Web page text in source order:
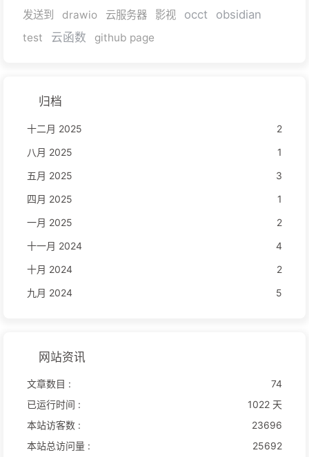
发送到 drawio 云服务器 影视 occt obsidian
test 云函数 github page
归档
十二月 2025
2
八月 2025
1
五月 2025
3
四月 2025
1
一月 2025
2
十一月 2024
4
十月 2024
2
九月 2024
5
网站资讯
文章数目 :
74
已运行时间 :
1022 天
本站访客数 :
23696
本站总访问量 :
25692